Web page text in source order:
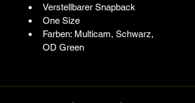
Verstellbarer Snapback
One Size
Farben: Multicam, Schwarz,
OD Green